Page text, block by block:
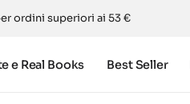
ordini superiori ai 53 €
e Real Books Best Seller